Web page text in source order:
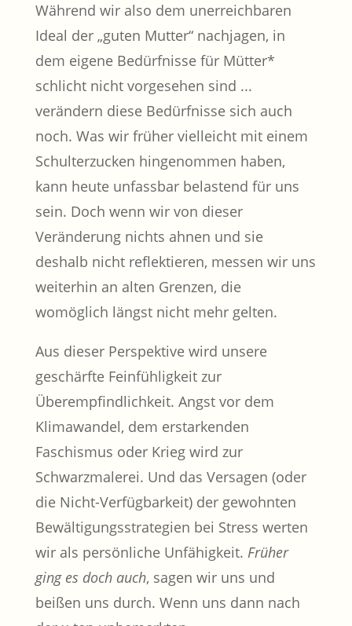
Während wir also dem unerreichbaren
Ideal der „guten Mutter“ nachjagen, in
dem eigene Bedürfnisse für Mütter*
schlicht nicht vorgesehen sind ...
verändern diese Bedürfnisse sich auch
noch. Was wir früher vielleicht mit einem
Schulterzucken hingenommen haben,
kann heute unfassbar belastend für uns
sein. Doch wenn wir von dieser
Veränderung nichts ahnen und sie
deshalb nicht reflektieren, messen wir uns
weiterhin an alten Grenzen, die
womöglich längst nicht mehr gelten.
Aus dieser Perspektive wird unsere
geschärfte Feinfühligkeit zur
Überempfindlichkeit. Angst vor dem
Klimawandel, dem erstarkenden
Faschismus oder Krieg wird zur
Schwarzmalerei. Und das Versagen (oder
die Nicht-Verfügbarkeit) der gewohnten
Bewältigungsstrategien bei Stress werten
wir als persönliche Unfähigkeit. Früher
ging es doch auch, sagen wir uns und
beißen uns durch. Wenn uns dann nach